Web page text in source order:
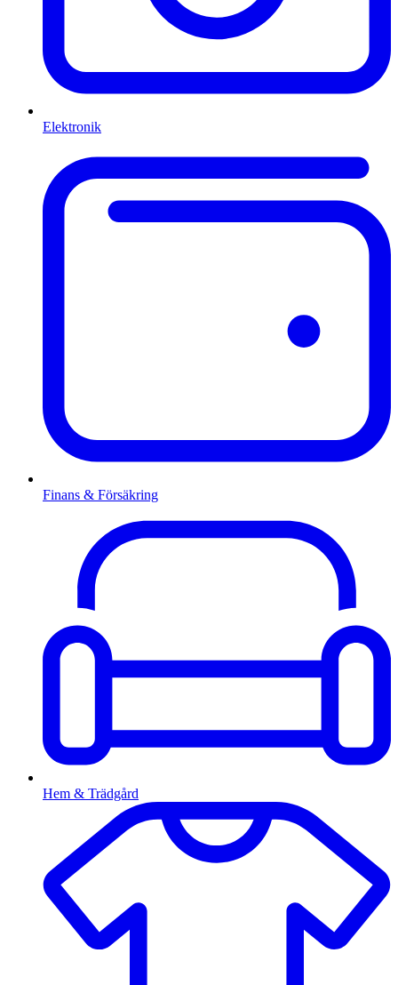
Elektronik
Finans & Försäkring
Hem & Trädgård